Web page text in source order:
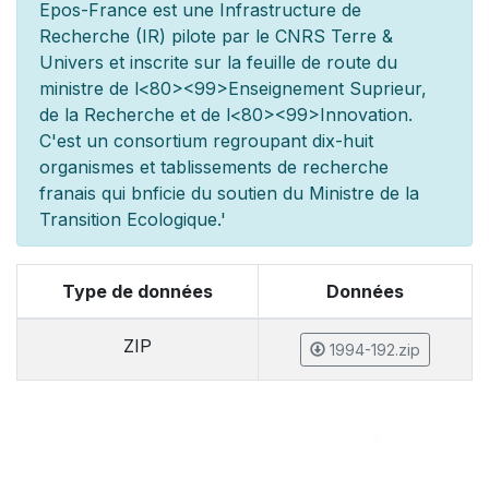
Epos-France est une Infrastructure de
Recherche (IR) pilote par le CNRS Terre &
Univers et inscrite sur la feuille de route du
ministre de l<80><99>Enseignement Suprieur,
de la Recherche et de l<80><99>Innovation.
C'est un consortium regroupant dix-huit
organismes et tablissements de recherche
franais qui bnficie du soutien du Ministre de la
Transition Ecologique.'
Type de données Données
ZIP 1994-192.zip